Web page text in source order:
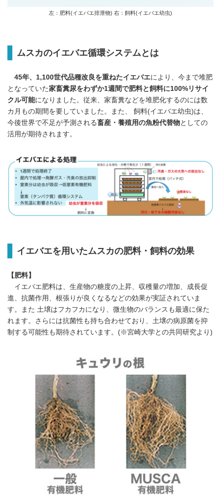
左：肥料(イエバエ排泄物) 右：飼料(イエバエ幼虫)
ムスカのイエバエ循環システムとは
45年、1,100世代品種改良を重ねたイエバエにより、今まで堆肥
となっていた家畜糞尿をわずか1週間で肥料と飼料に100%リサイ
クル可能になりました。従来、家畜糞などを堆肥化するのには数
カ月もの期間を要していました。また、 飼料(イエバエ幼虫)は、
今後世界で不足が予測される畜産・養殖用の魚粉代替物としての
活用が期待されます。
イエバエを用いたムスカの肥料・飼料の効果
【肥料】
イエバエ肥料は、生産物の糖度の上昇、収穫量の増加、成長促
進、抗菌作用、根張りが良くなるなどの効果が実証されていま
す。また 土壌はフカフカになり、微生物のバランスも最適に保た
れます。さらには抗菌性も持ち合わせており、土壌の病原菌を抑
制する可能性も期待されています。(※宮崎大学との共同研究より)